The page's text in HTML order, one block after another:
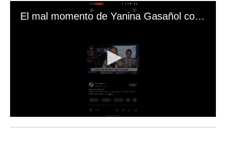
El mal momento de Yanina Gasañol con un hincha argentino en "Subrayado"
s